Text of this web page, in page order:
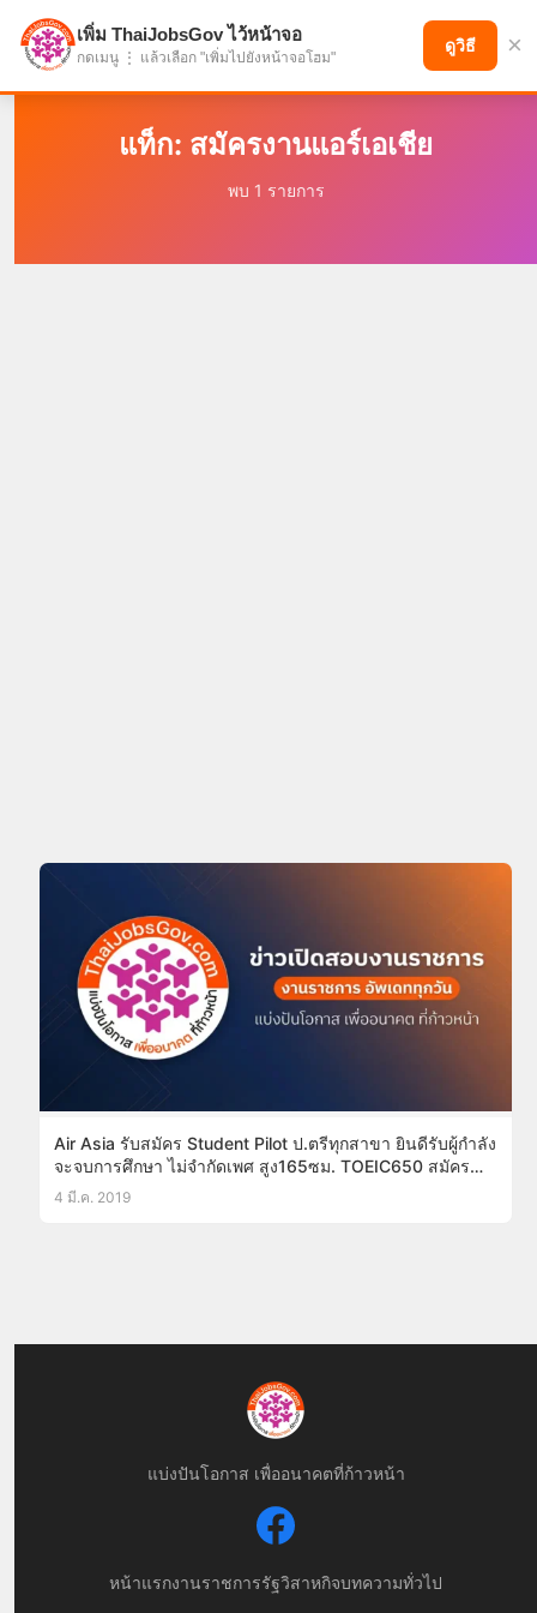
แบ่งปันโอกาส เพื่ออนาคตที่ก้าวหน้า
แท็ก: สมัครงานแอร์เอเชีย
พบ 1 รายการ
Air Asia รับสมัคร Student Pilot ป.ตรีทุกสาขา ยินดีรับผู้กำลัง
จะจบการศึกษา ไม่จำกัดเพศ สูง165ซม. TOEIC650 สมัคร
ออนไลน์1เม.ย.-30พ.ค.62
4 มี.ค. 2019
แบ่งปันโอกาส เพื่ออนาคตที่ก้าวหน้า
หน้าแรกงานราชการรัฐวิสาหกิจบทความทั่วไป
เพิ่ม ThaiJobsGov ไว้หน้าจอ
กดเมนู ⋮ แล้วเลือก "เพิ่มไปยังหน้าจอโฮม"
ดูวิธี ×